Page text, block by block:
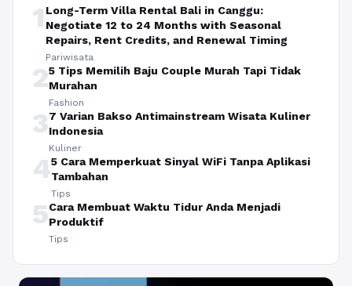
1 Long-Term Villa Rental Bali in Canggu:
Negotiate 12 to 24 Months with Seasonal
Repairs, Rent Credits, and Renewal Timing
Pariwisata
25 Tips Memilih Baju Couple Murah Tapi Tidak
Murahan
Fashion
37 Varian Bakso Antimainstream Wisata Kuliner
Indonesia
Kuliner
45 Cara Memperkuat Sinyal WiFi Tanpa Aplikasi
Tambahan
Tips
5Cara Membuat Waktu Tidur Anda Menjadi
Produktif
Tips